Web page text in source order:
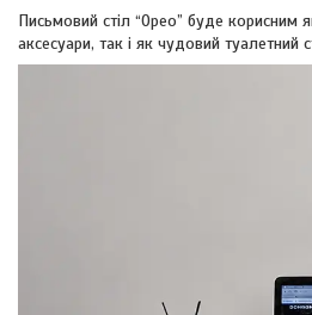
Письмовий стіл “Орео” буде корисним
аксесуари, так і як чудовий туалетний